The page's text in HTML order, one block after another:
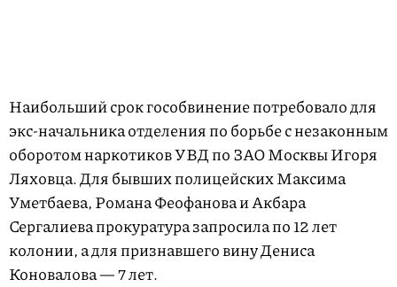
Наибольший срок гособвинение потребовало для
экс-начальника отделения по борьбе с незаконным
оборотом наркотиков УВД по ЗАО Москвы Игоря
Ляховца. Для бывших полицейских Максима
Уметбаева, Романа Феофанова и Акбара
Сергалиева прокуратура запросила по 12 лет
колонии, а для признавшего вину Дениса
Коновалова — 7 лет.